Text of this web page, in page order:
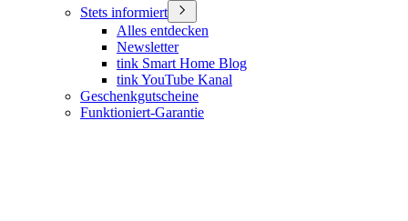
Stets informiert
Alles entdecken
Newsletter
tink Smart Home Blog
tink YouTube Kanal
Geschenkgutscheine
Funktioniert-Garantie